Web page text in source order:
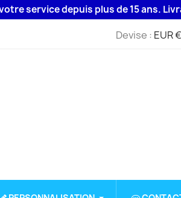
depuis plus de 15 ans. Livraison
Devise : EUR €